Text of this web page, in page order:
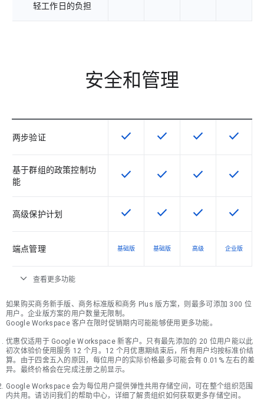
轻工作日的负担
安全和管理
两步验证 该 SKU 提供此功能
check 该 SKU 提供此功能
check 该 SKU 提供此功
check 该 SKU
check
基于群组的政策控制功
能
该 SKU 提供此功能
check 该 SKU 提供此功能
check 该 SKU 提供此功
check 该 SKU
check
高级保护计划 该 SKU 提供此功能
check 该 SKU 提供此功能
check 该 SKU 提供此功
check 该 SKU
check
端点管理 基础版 基础版 高级 企业版
expand_more 查看更多功能
如果购买商务新手版、商务标准版和商务 Plus 版方案，则最多可添加 300 位
用户。企业版方案的用户数量无限制。
Google Workspace 客户在限时促销期内可能能够使用更多功能。
优惠仅适用于 Google Workspace 新客户。只有最先添加的 20 位用户能以此
初次体验价使用服务 12 个月。12 个月优惠期结束后，所有用户均按标准价结
算。由于四舍五入的原因，每位用户的实际价格最多可能会有 0.01% 左右的差
异。最终价格会在完成注册之前显示。
Google Workspace 会为每位用户提供弹性共用存储空间，可在整个组织范围
内共用。请访问我们的帮助中心，详细了解贵组织如何获取更多存储空间。